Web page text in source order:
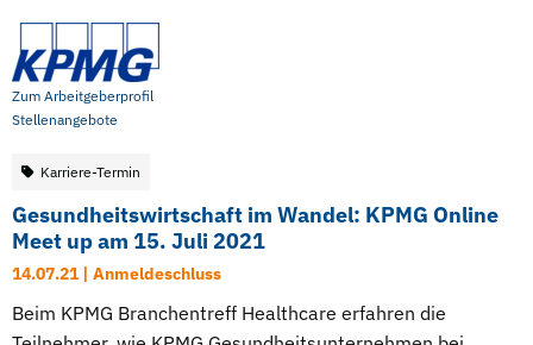
Zum Arbeitgeberprofil
Stellenangebote
Karriere-Termin
Gesundheitswirtschaft im Wandel: KPMG Online
Meet up am 15. Juli 2021
14.07.21 | Anmeldeschluss
Beim KPMG Branchentreff Healthcare erfahren die